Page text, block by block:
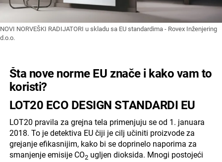
NOVI NORVEŠKI RADIJATORI u skladu sa EU standardima - Rovex Inženjering
d.o.o.
Šta nove norme EU znače i kako vam to
koristi?
LOT20 ECO DESIGN STANDARDI EU
LOT20 pravila za grejna tela primenjuju se od 1. januara
2018. To je detektiva EU čiji je cilj učiniti proizvode za
grejanje efikasnijim, kako bi se doprinelo naporima za
smanjenje emisije CO2ugljen dioksida. Mnogi postojeći